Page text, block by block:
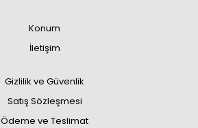
Konum
İletişim
Gizlilik ve Güvenlik
Satış Sözleşmesi
Ödeme ve Teslimat